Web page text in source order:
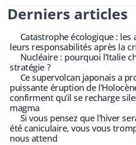
Derniers articles
Catastrophe écologique : les
leurs responsabilités après la
Nucléaire : pourquoi l’Italie
stratégie ?
Ce supervolcan japonais a
puissante éruption de
confirment qu’il se recharge
magma
Si vous pensez que l’hiver
été caniculaire, vous vous
nous attend